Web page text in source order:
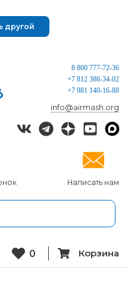
другой
Написать нам
8 800 777-72-36
+7 812 386-34-02
+7 981 140-16-88
info@airmash.org
0 Корзина